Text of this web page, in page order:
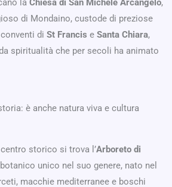
la Chiesa di San Michele Arcangelo,
di Mondaino, custode di preziose
di St Francis e Santa Chiara,
spiritualità che per secoli ha animato
è anche natura viva e cultura
storico si trova l’Arboreto di
unico nel suo genere, nato nel
macchie mediterranee e boschi